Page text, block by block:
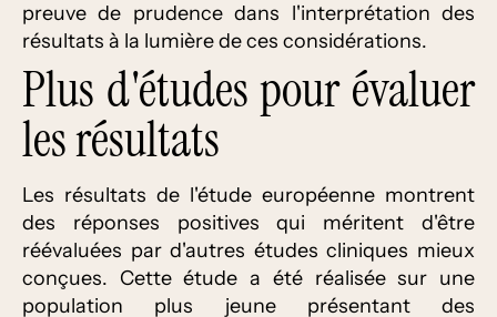
preuve de prudence dans l'interprétation des
résultats à la lumière de ces considérations.
Plus d'études pour évaluer
les résultats
Les résultats de l'étude européenne montrent
des réponses positives qui méritent d'être
réévaluées par d'autres études cliniques mieux
conçues. Cette étude a été réalisée sur une
population plus jeune présentant des